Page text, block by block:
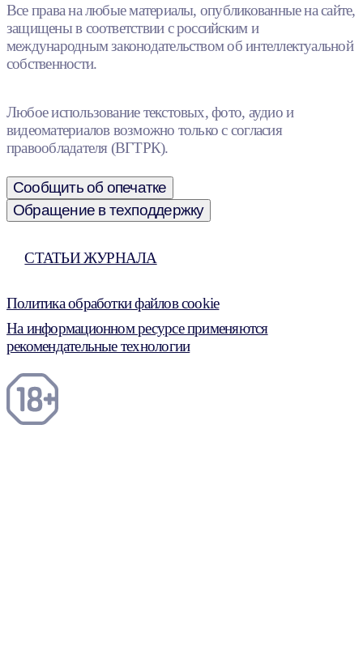
Все права на любые материалы, опубликованные на сайте,
защищены в соответствии с российским и
международным законодательством об интеллектуальной
собственности.
Любое использование текстовых, фото, аудио и
видеоматериалов возможно только с согласия
правообладателя (ВГТРК).
Сообщить об опечатке
Обращение в техподдержку
СТАТЬИ ЖУРНАЛА
Политика обработки файлов cookie
На информационном ресурсе применяются
рекомендательные технологии